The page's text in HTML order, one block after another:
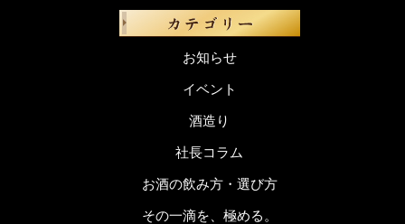
お知らせ
イベント
酒造り
社長コラム
お酒の飲み方・選び方
その一滴を、極める。